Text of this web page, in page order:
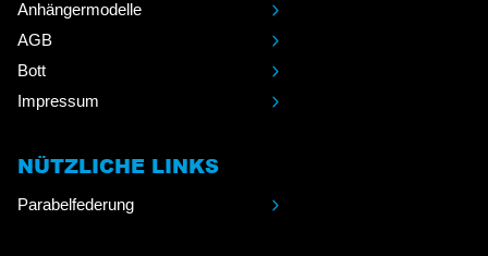
Anhängermodelle
AGB
Bott
Impressum
NÜTZLICHE LINKS
Parabelfederung